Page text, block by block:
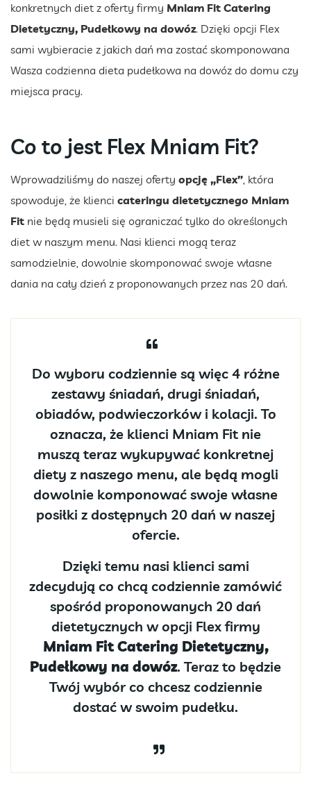
konkretnych diet z oferty firmy Mniam Fit Catering
Dietetyczny, Pudełkowy na dowóz. Dzięki opcji Flex
sami wybieracie z jakich dań ma zostać skomponowana
Wasza codzienna dieta pudełkowa na dowóz do domu czy
miejsca pracy.
Co to jest Flex Mniam Fit?
Wprowadziliśmy do naszej oferty opcję „Flex”, która
spowoduje, że klienci cateringu dietetycznego Mniam
Fit nie będą musieli się ograniczać tylko do określonych
diet w naszym menu. Nasi klienci mogą teraz
samodzielnie, dowolnie skomponować swoje własne
dania na cały dzień z proponowanych przez nas 20 dań.
Do wyboru codziennie są więc 4 różne
zestawy śniadań, drugi śniadań,
obiadów, podwieczorków i kolacji. To
oznacza, że klienci Mniam Fit nie
muszą teraz wykupywać konkretnej
diety z naszego menu, ale będą mogli
dowolnie komponować swoje własne
posiłki z dostępnych 20 dań w naszej
ofercie.
Dzięki temu nasi klienci sami
zdecydują co chcą codziennie zamówić
spośród proponowanych 20 dań
dietetycznych w opcji Flex firmy
Mniam Fit Catering Dietetyczny,
Pudełkowy na dowóz. Teraz to będzie
Twój wybór co chcesz codziennie
dostać w swoim pudełku.